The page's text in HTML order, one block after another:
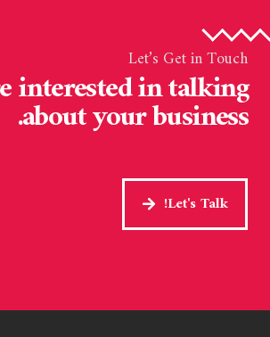
Let’s Get in Touch
interested in talking
about your business.
Let's Talk!